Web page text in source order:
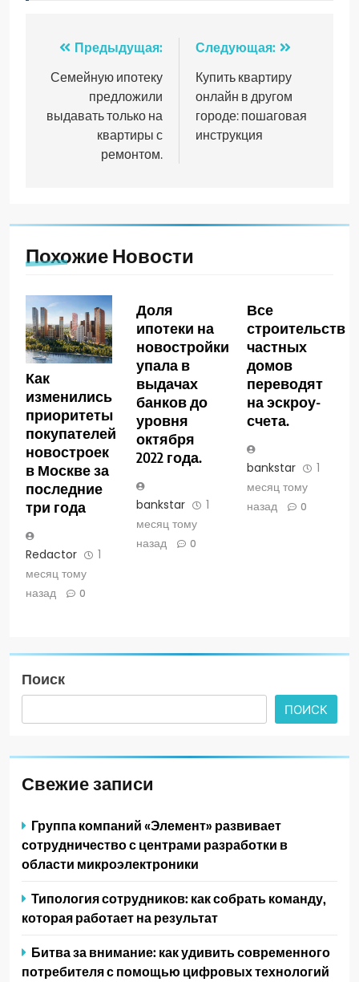
Навигация
по
записям
Предыдущая:
Семейную ипотеку
предложили
выдавать только на
квартиры с
ремонтом.
Следующая:
Купить квартиру
онлайн в другом
городе: пошаговая
инструкция
Похожие Новости
Как
изменились
приоритеты
покупателей
новостроек
в Москве за
последние
три года
Redactor
1
месяц тому
назад
0
Доля
ипотеки на
новостройки
упала в
выдачах
банков до
уровня
октября
2022 года.
bankstar
1
месяц тому
назад
0
Все
строительство
частных
домов
переводят
на эскроу-
счета.
bankstar
1
месяц тому
назад
0
Поиск
ПОИСК
Свежие записи
Группа компаний «Элемент» развивает
сотрудничество с центрами разработки в
области микроэлектроники
Типология сотрудников: как собрать команду,
которая работает на результат
Битва за внимание: как удивить современного
потребителя с помощью цифровых технологий